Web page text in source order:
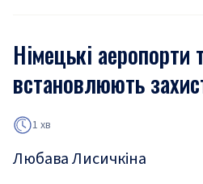
Німецькі аеропорти
встановлюють
1 хв
Любава Лисичкіна